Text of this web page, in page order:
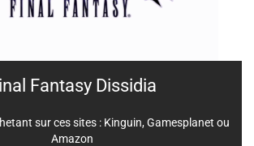
Fantasy Dissidia
sur ces sites : Kinguin, Gamesplanet ou
Amazon